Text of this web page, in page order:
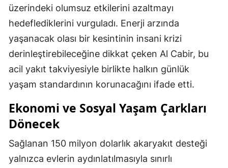
üzerindeki olumsuz etkilerini azaltmayı
hedeflediklerini vurguladı. Enerji arzında
yaşanacak olası bir kesintinin insani krizi
derinleştirebileceğine dikkat çeken Al Cabir, bu
acil yakıt takviyesiyle birlikte halkın günlük
yaşam standardının korunacağını ifade etti.
Ekonomi ve Sosyal Yaşam Çarkları
Dönecek
Sağlanan 150 milyon dolarlık akaryakıt desteği
yalnızca evlerin aydınlatılmasıyla sınırlı